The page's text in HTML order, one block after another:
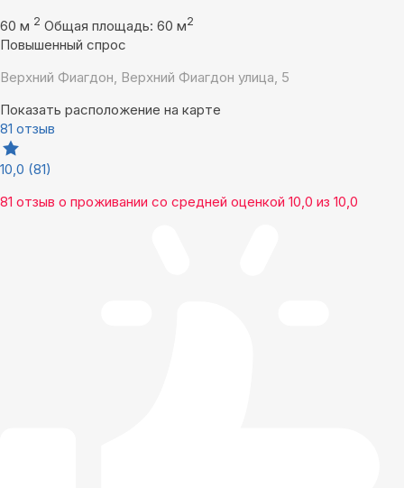
60 м 2 Общая площадь: 60 м2
Повышенный спрос
Верхний Фиагдон, Верхний Фиагдон улица, 5
Показать расположение на карте
81 отзыв
10,0 (81)
81 отзыв о проживании со средней оценкой 10,0 из 10,0